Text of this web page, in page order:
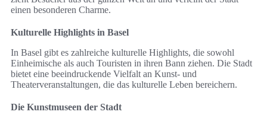
einen besonderen Charme.
Kulturelle Highlights in Basel
In Basel gibt es zahlreiche kulturelle Highlights, die sowohl
Einheimische als auch Touristen in ihren Bann ziehen. Die Stadt
bietet eine beeindruckende Vielfalt an Kunst- und
Theaterveranstaltungen, die das kulturelle Leben bereichern.
Die Kunstmuseen der Stadt